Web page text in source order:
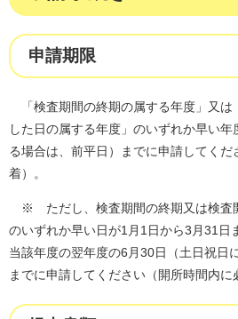
申請期限
「検査期間の終期の属する年度」又は
した日の属する年度」のいずれか早い
る場合は、前平日）までに申請してく
着）。
※ ただし、検査期間の終期又は検査
のいずれか早い日が1月1日から3月31日
当該年度の翌年度の6月30日（土日祝日
までに申請してください（開所時間内に